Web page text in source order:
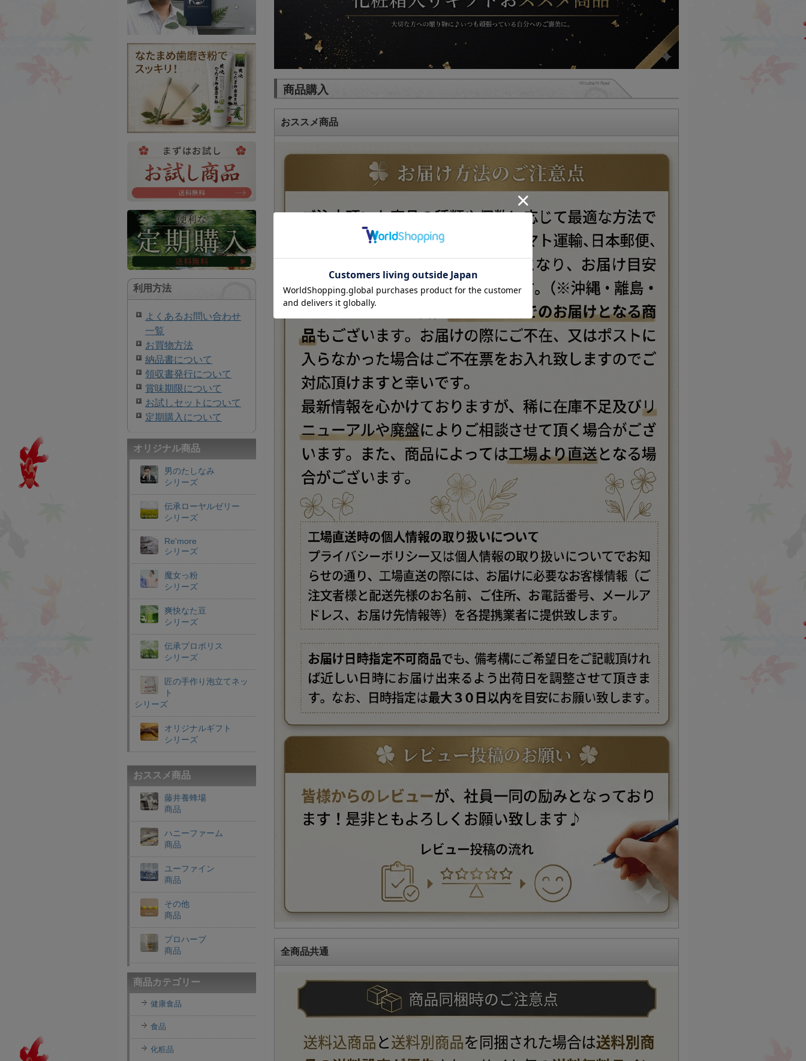
商品購入
おススメ商品
全商品共通
利用方法
よくあるお問い合わせ
一覧
お買物方法
納品書について
領収書発行について
賞味期限について
お試しセットについて
定期購入について
オリジナル商品
男のたしなみ
シリーズ
伝承ローヤルゼリー
シリーズ
Re'more
シリーズ
魔女っ粉
シリーズ
爽快なた豆
シリーズ
伝承プロポリス
シリーズ
匠の手作り泡立てネッ
ト
シリーズ
オリジナルギフト
シリーズ
おススメ商品
藤井養蜂場
商品
ハニーファーム
商品
ユーファイン
商品
その他
商品
プロハーブ
商品
老舗穀物屋
商品
エコライフラボ
i・ライフソリューショ
ンズ
商品カテゴリー
健康食品
食品
化粧品